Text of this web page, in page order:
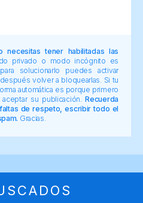
necesitas tener habilitadas las
privado o modo incógnito es
solucionarlo puedes activar
volver a bloquearlas. Si tu
automática es porque primero
su publicación.Recuerda
de respeto, escribir todo el
Gracias.